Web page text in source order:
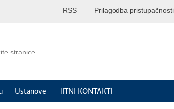
Prilagodba pristupačnosti
RSS
Ustanove HITNI KONTAKTI